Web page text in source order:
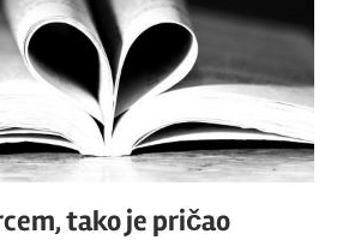
tako je pričao